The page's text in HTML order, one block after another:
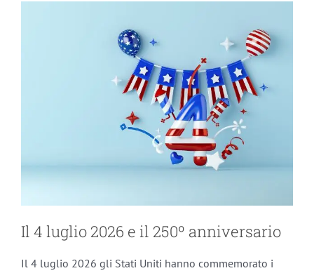
Il 4 luglio 2026 e il 250º anniversario
Il 4 luglio 2026 gli Stati Uniti hanno commemorato i